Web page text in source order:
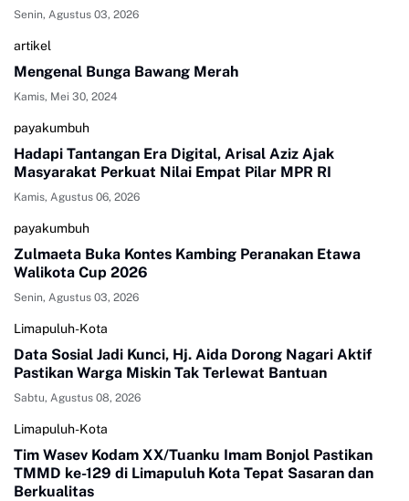
Senin, Agustus 03, 2026
artikel
Mengenal Bunga Bawang Merah
Kamis, Mei 30, 2024
payakumbuh
Hadapi Tantangan Era Digital, Arisal Aziz Ajak
Masyarakat Perkuat Nilai Empat Pilar MPR RI
Kamis, Agustus 06, 2026
payakumbuh
Zulmaeta Buka Kontes Kambing Peranakan Etawa
Walikota Cup 2026
Senin, Agustus 03, 2026
Limapuluh-Kota
Data Sosial Jadi Kunci, Hj. Aida Dorong Nagari Aktif
Pastikan Warga Miskin Tak Terlewat Bantuan
Sabtu, Agustus 08, 2026
Limapuluh-Kota
Tim Wasev Kodam XX/Tuanku Imam Bonjol Pastikan
TMMD ke-129 di Limapuluh Kota Tepat Sasaran dan
Berkualitas